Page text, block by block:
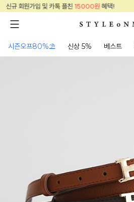
원혜택!
시즌오프80%⛱ 신상 5% 베스트